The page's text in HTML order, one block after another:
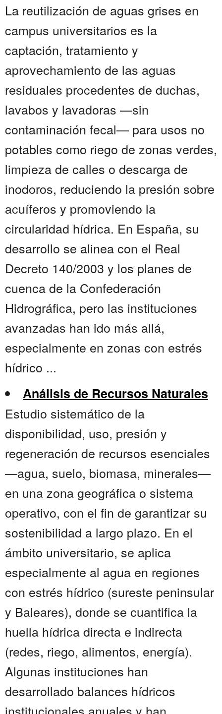
La reutilización de aguas grises en
campus universitarios es la
captación, tratamiento y
aprovechamiento de las aguas
residuales procedentes de duchas,
lavabos y lavadoras —sin
contaminación fecal— para usos no
potables como riego de zonas verdes,
limpieza de calles o descarga de
inodoros, reduciendo la presión sobre
acuíferos y promoviendo la
circularidad hídrica. En España, su
desarrollo se alinea con el Real
Decreto 140/2003 y los planes de
cuenca de la Confederación
Hidrográfica, pero las instituciones
avanzadas han ido más allá,
especialmente en zonas con estrés
hídrico ...
Análisis de Recursos Naturales
Estudio sistemático de la
disponibilidad, uso, presión y
regeneración de recursos esenciales
—agua, suelo, biomasa, minerales—
en una zona geográfica o sistema
operativo, con el fin de garantizar su
sostenibilidad a largo plazo. En el
ámbito universitario, se aplica
especialmente al agua en regiones
con estrés hídrico (sureste peninsular
y Baleares), donde se cuantifica la
huella hídrica directa e indirecta
(redes, riego, alimentos, energía).
Algunas instituciones han
desarrollado balances hídricos